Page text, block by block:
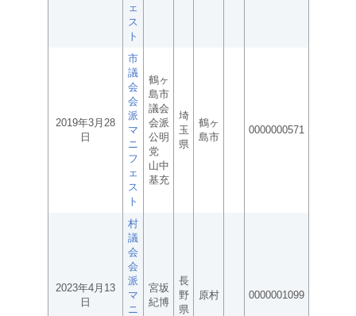
ェ
ス
ト
2019年3月28
日
市
議
会
会
派
マ
ニ
フ
ェ
ス
ト
鶴ヶ
島市
議会
会派
公明
党
山中
基充
埼
玉
県
鶴ヶ
島市
0000000571
2023年4月13
日
村
議
会
会
派
マ
ニ
宮坂
紀博
長
野
県
原村 0000001099